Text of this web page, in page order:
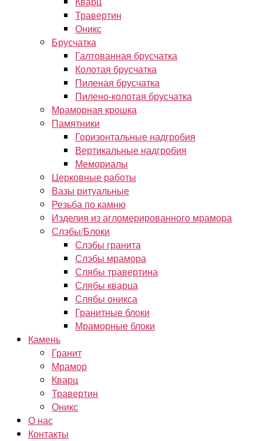
Травертин
Оникс
Брусчатка
Галтованная брусчатка
Колотая брусчатка
Пиленая брусчатка
Пилено-колотая брусчатка
Мраморная крошка
Памятники
Горизонтальные надгробия
Вертикальные надгробия
Мемориалы
Церковные работы
Вазы ритуальные
Резьба по камню
Изделия из агломерированного мрамора
Слэбы/Блоки
Слэбы гранита
Слэбы мрамора
Слябы травертина
Слябы кварца
Слябы оникса
Гранитные блоки
Мраморные блоки
Камень
Гранит
Мрамор
Кварц
Травертин
Оникс
О нас
Контакты